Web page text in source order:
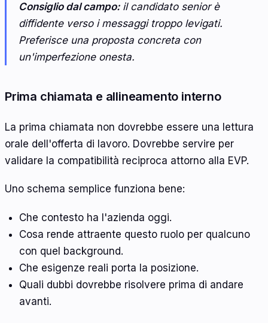
Consiglio dal campo:il candidato senior è
diffidente verso i messaggi troppo levigati.
Preferisce una proposta concreta con
un'imperfezione onesta.
Prima chiamata e allineamento interno
La prima chiamata non dovrebbe essere una lettura
orale dell'offerta di lavoro. Dovrebbe servire per
validare la compatibilità reciproca attorno alla EVP.
Uno schema semplice funziona bene:
Che contesto ha l'azienda oggi.
Cosa rende attraente questo ruolo per qualcuno
con quel background.
Che esigenze reali porta la posizione.
Quali dubbi dovrebbe risolvere prima di andare
avanti.